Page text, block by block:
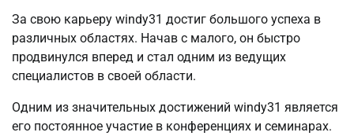
За свою карьеру windy31 достиг большого успеха в
различных областях. Начав с малого, он быстро
продвинулся вперед и стал одним из ведущих
специалистов в своей области.
Одним из значительных достижений windy31 является
его постоянное участие в конференциях и семинарах.